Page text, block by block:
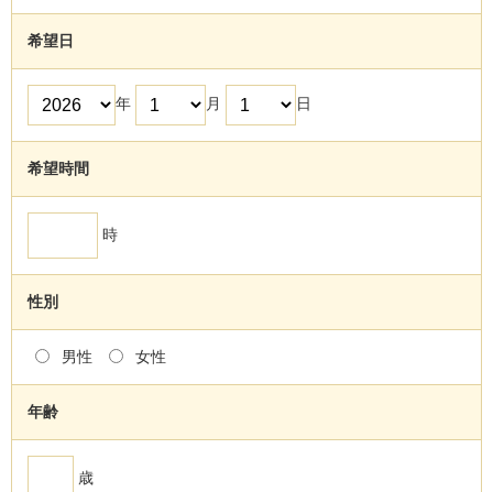
希望日
年 月 日
希望時間
時
性別
男性 女性
年齢
歳